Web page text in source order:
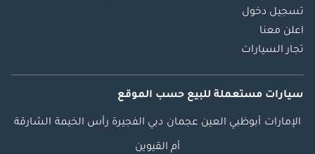
تسجيل دخول
اعلن معنا
تجار السيارات
سيارات مستعملة للبيع حسب الموقع
الإمارات أبوظبي العين عجمان دبي الفجيرة رأس الخيمة الشارقة
أم القيوين